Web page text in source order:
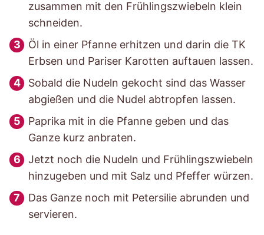
zusammen mit den Frühlingszwiebeln klein
schneiden.
Öl in einer Pfanne erhitzen und darin die TK
Erbsen und Pariser Karotten auftauen lassen.
Sobald die Nudeln gekocht sind das Wasser
abgießen und die Nudel abtropfen lassen.
Paprika mit in die Pfanne geben und das
Ganze kurz anbraten.
Jetzt noch die Nudeln und Frühlingszwiebeln
hinzugeben und mit Salz und Pfeffer würzen.
Das Ganze noch mit Petersilie abrunden und
servieren.